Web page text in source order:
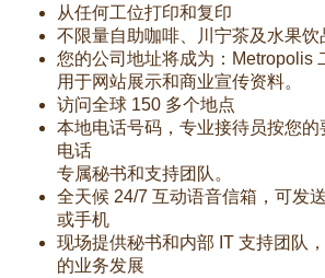
从任何工位打印和复印
不限量自助咖啡、川宁茶及水果饮
您的公司地址将成为：Metropolis
用于网站展示和商业宣传资料。
访问全球 150 多个地点
本地电话号码，专业接待员按您的
电话
专属秘书和支持团队。
全天候 24/7 互动语音信箱，可发
或手机
现场提供秘书和内部 IT 支持团队
的业务发展